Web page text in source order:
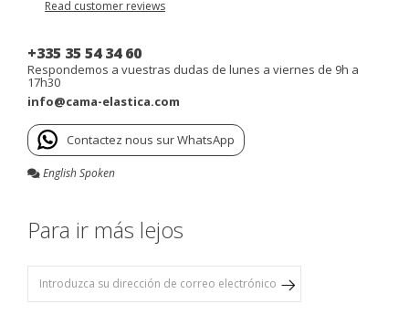
Read customer reviews
+335 35 54 34 60
Respondemos a vuestras dudas de lunes a viernes de 9h a
17h30
info@cama-elastica.com
Contactez nous sur WhatsApp
English Spoken
Para ir más lejos